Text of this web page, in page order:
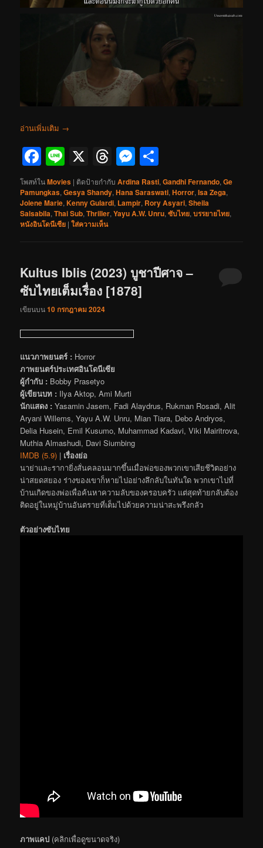
อ่านเพิ่มเติม →
Facebook
Line
X Threads
Messenger
โพสท์ในMovies | ติดป้ายกำกับ Ardina Rasti,Gandhi Fernando,Ge
Pamungkas,Gesya Shandy,Hana Saraswati,Horror,Isa Zega,
Jolene Marie,Kenny Gulardi, Lampir, Rory Asyari,Sheila
Salsabila,Thai Sub,Thriller,Yayu A.W. Unru,ซับไทย,บรรยายไทย,
หนังอินโดนีเซีย |ใส่ความเห็น
Kultus Iblis (2023) บูชาปีศาจ –
ซับไทยเต็มเรื่อง [1878]
เขียนบน10 กรกฎาคม 2024
แนวภาพยนตร์ : Horror
ภาพยนตร์ประเทศอินโดนีเซีย
ผู้กำกับ : Bobby Prasetyo
ผู้เขียนบท : Ilya Aktop, Ami Murti
นักแสดง : Yasamin Jasem, Fadi Alaydrus, Rukman Rosadi, Alit
Aryani Willems, Yayu A.W. Unru, Mian Tiara, Debo Andryos,
Delia Husein, Emil Kusumo, Muhammad Kadavi, Viki Mairitrova,
Muthia Almashudi, Davi Siumbing
IMDB (5.9) | เรื่องย่อ
นาย่าและรากายิ่งสั่นคลอนมากขึ้นเมื่อพ่อของพวกเขาเสียชีวิตอย่าง
น่าสยดสยอง ร่างของเขาก็หายไปอย่างลึกลับในทันใด พวกเขาไปที่
บ้านเกิดของพ่อเพื่อค้นหาความลับของครอบครัว แต่สุดท้ายกลับต้อง
ติดอยู่ในหมู่บ้านอันตรายที่เต็มไปด้วยความน่าสะพรึงกลัว
ตัวอย่างซับไทย
ภาพแคป (คลิกเพื่อดูขนาดจริง)